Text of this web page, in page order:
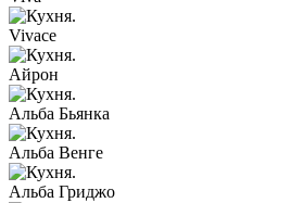
Vivace
Айрон
Альба Бьянка
Альба Венге
Альба Гриджо